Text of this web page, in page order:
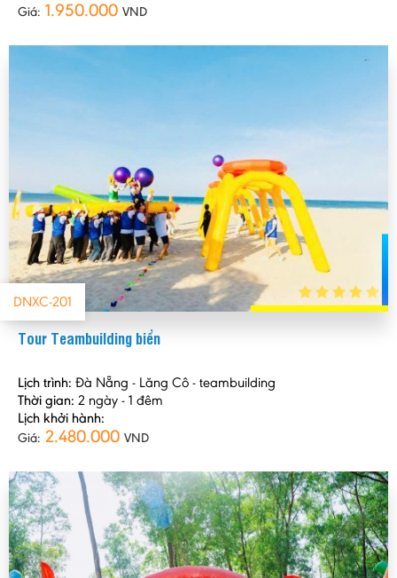
Giá: 1.950.000 VND
DNXC-201
Tour Teambuilding biển
Lịch trình: Đà Nẵng - Lăng Cô - teambuilding
Thời gian: 2 ngày - 1 đêm
Lịch khởi hành:
Giá: 2.480.000 VND